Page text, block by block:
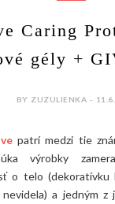
Caring
gély +
BY ZUZULIENKA -
patrí medzi tie
výrobky
o telo (dekoratívku
a jedným z